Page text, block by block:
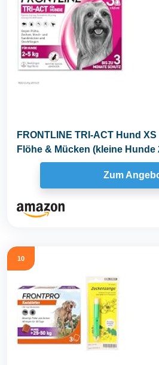
FRONTLINE TRI-ACT Hund
Flöhe & Mücken (kleine Hunde
Pipetten...
Zum
10